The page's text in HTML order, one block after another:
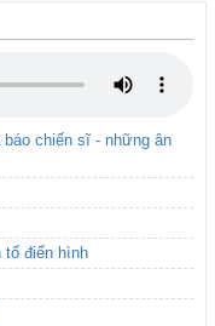
chiến sĩ - những ân
tố điển hình